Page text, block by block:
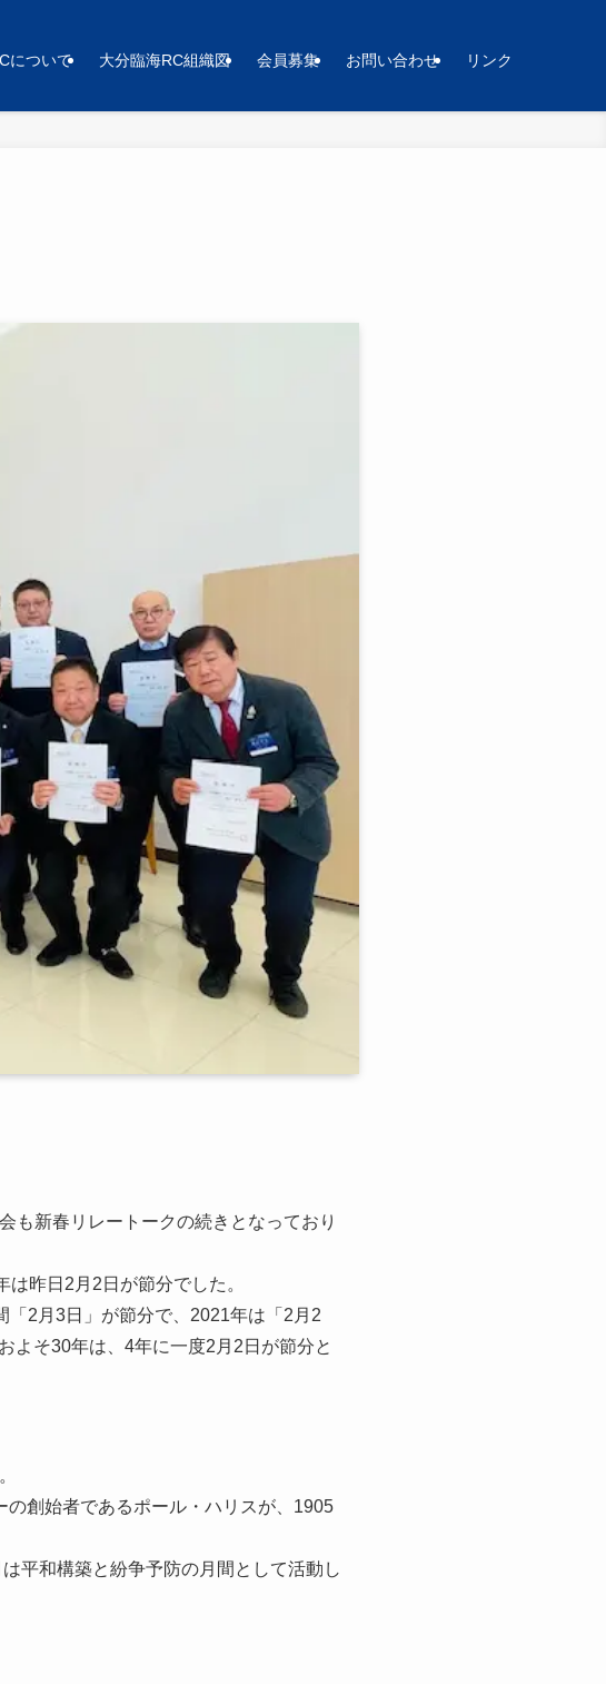
について 大分臨海RC組織図 会員募集 お問い合わせ リンク
も新春リレートークの続きとなっており
昨日2月2日が節分でした。
2月3日」が節分で、2021年は「2月2
よそ30年は、4年に一度2月2日が節分と
創始者であるポール・ハリスが、1905
平和構築と紛争予防の月間として活動し